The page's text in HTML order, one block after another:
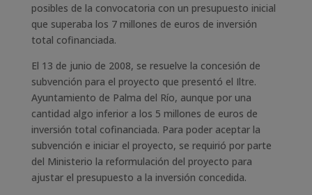
posibles de la convocatoria con un presupuesto inicial
que superaba los 7 millones de euros de inversión
total cofinanciada.
El 13 de junio de 2008, se resuelve la concesión de
subvención para el proyecto que presentó el Iltre.
Ayuntamiento de Palma del Río, aunque por una
cantidad algo inferior a los 5 millones de euros de
inversión total cofinanciada. Para poder aceptar la
subvención e iniciar el proyecto, se requirió por parte
del Ministerio la reformulación del proyecto para
ajustar el presupuesto a la inversión concedida.